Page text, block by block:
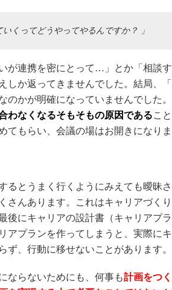
くってどうやってやるんですか？ 」
が連携を密にとって…」とか「相談
しか返ってきませんでした。結局、
のかが明確になっていませんでした
わなくなるそもそもの原因であるこ
てもらい、会議の場はお開きになりま
るとうまく行くようにみえても曖昧
さんあります。これはキャリアづく
後にキャリアの設計書（キャリアプ
アプランを作ってしまうと、実際に
ず、行動に移せないことがあります。
ならないためにも、何事も計画をつ